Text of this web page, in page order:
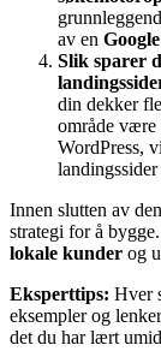
av en
Slik sparer
din dekker
område være
WordPress,
Innen slutten av
strategi for å bygge.
lokale kunder og
Eksperttips: Hver
eksempler og
det du har lært